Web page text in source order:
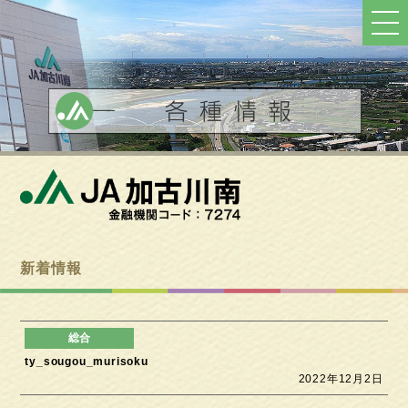
新着情報
ty_sougou_murisoku
2022年12月2日